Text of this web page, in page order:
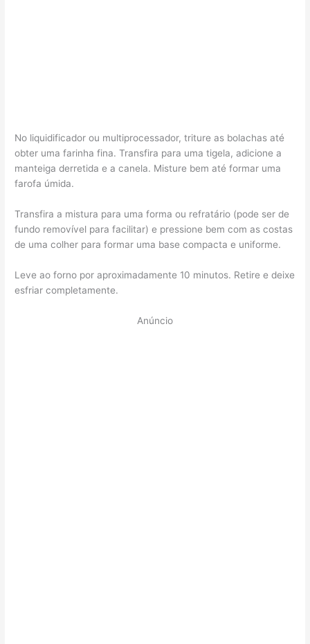
No liquidificador ou multiprocessador, triture as bolachas até
obter uma farinha fina. Transfira para uma tigela, adicione a
manteiga derretida e a canela. Misture bem até formar uma
farofa úmida.
Transfira a mistura para uma forma ou refratário (pode ser de
fundo removível para facilitar) e pressione bem com as costas
de uma colher para formar uma base compacta e uniforme.
Leve ao forno por aproximadamente 10 minutos. Retire e deixe
esfriar completamente.
Anúncio